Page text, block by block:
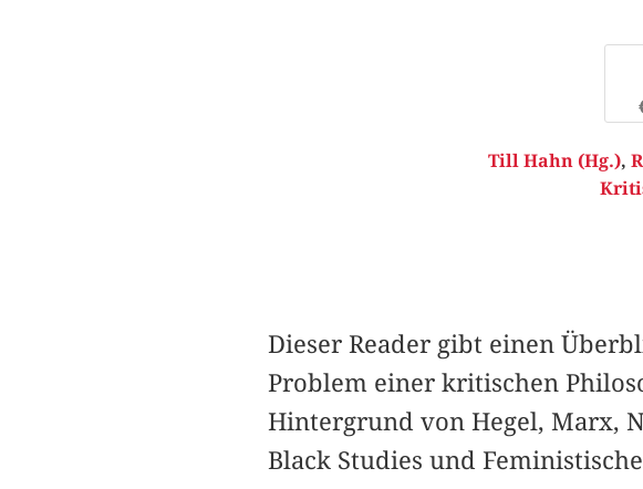
Till Hahn (Hg.),
Dieser Reader gibt einen
Problem einer kritischen
Hintergrund von Hegel, Marx,
Black Studies und